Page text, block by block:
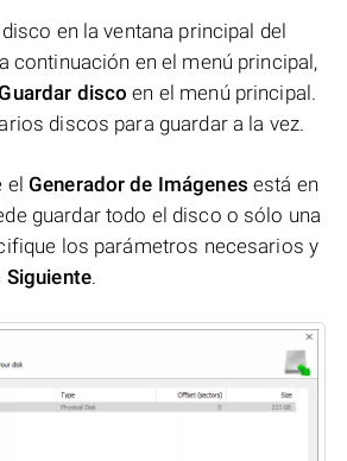
en la ventana principal del
continuación en el menú principal,
disco en el menú principal.
discos para guardar a la vez.
el Generador de Imágenes está en
guardar todo el disco o sólo una
los parámetros necesarios y
Siguiente.